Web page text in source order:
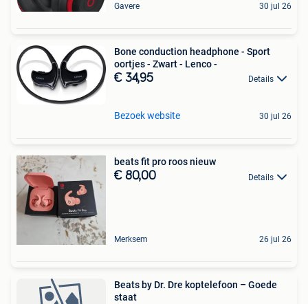
Gavere 30 jul 26
Bone conduction headphone - Sport
oortjes - Zwart - Lenco -
€ 34,95 Details
Bezoek website 30 jul 26
beats fit pro roos nieuw
€ 80,00 Details
Merksem 26 jul 26
Beats by Dr. Dre koptelefoon – Goede
staat